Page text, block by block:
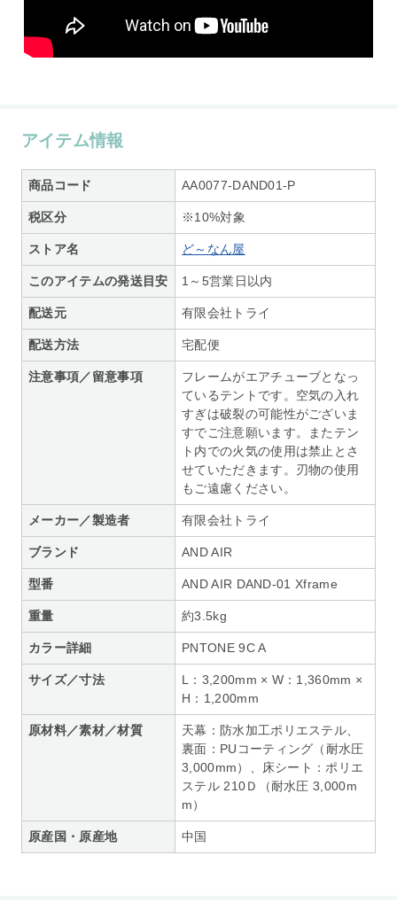
アイテム情報
商品コード AA0077-DAND01-P
税区分 ※10%対象
ストア名 ど～なん屋
このアイテムの発送目安 1～5営業日以内
配送元 有限会社トライ
配送方法 宅配便
注意事項／留意事項
フレームがエアチューブとなっ
ているテントです。空気の入れ
すぎは破裂の可能性がございま
すでご注意願います。またテン
ト内での火気の使用は禁止とさ
せていただきます。刃物の使用
もご遠慮ください。
メーカー／製造者 有限会社トライ
ブランド AND AIR
型番 AND AIR DAND-01 Xframe
重量 約3.5kg
カラー詳細 PNTONE 9C A
サイズ／寸法
L：3,200mm × W：1,360mm ×
H：1,200mm
原材料／素材／材質
天幕：防水加工ポリエステル、
裏面：PUコーティング（耐水圧
3,000mm）、床シート：ポリエ
ステル 210Ｄ（耐水圧 3,000m
m）
原産国・原産地 中国